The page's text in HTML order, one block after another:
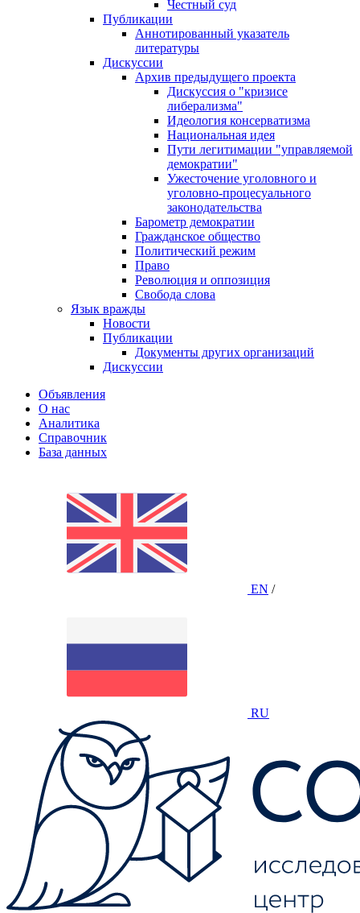
Честный суд
Публикации
Аннотированный указатель
литературы
Дискуссии
Архив предыдущего проекта
Дискуссия о "кризисе
либерализма"
Идеология консерватизма
Национальная идея
Пути легитимации "управляемой
демократии"
Ужесточение уголовного и
уголовно-процесуального
законодательства
Барометр демократии
Гражданское общество
Политический режим
Право
Революция и оппозиция
Свобода слова
Язык вражды
Новости
Публикации
Документы других организаций
Дискуссии
Объявления
О нас
Аналитика
Справочник
База данных
EN /
RU